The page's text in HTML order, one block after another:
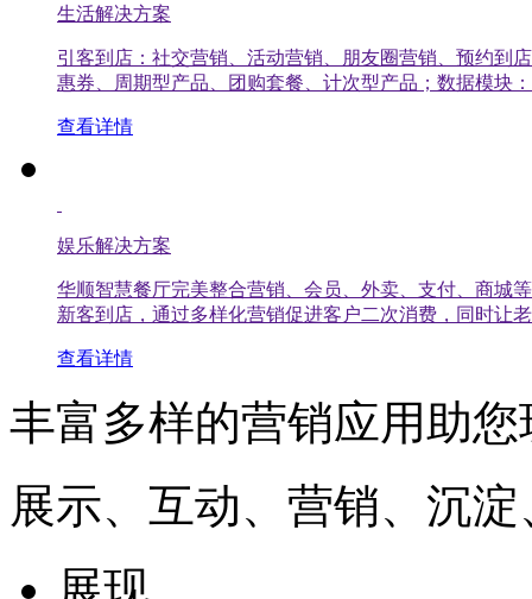
生活解决方案
引客到店：社交营销、活动营销、朋友圈营销、预约到
惠券、周期型产品、团购套餐、计次型产品；数据模块
查看详情
娱乐解决方案
华顺智慧餐厅完美整合营销、会员、外卖、支付、商城
新客到店，通过多样化营销促进客户二次消费，同时让
查看详情
丰富多样的营销应用助
展示、互动、营销、沉